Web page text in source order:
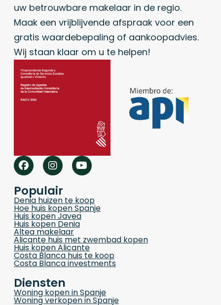
uw betrouwbare makelaar in de regio.
Maak een vrijblijvende afspraak voor een
gratis waardebepaling of aankoopadvies.
Wij staan klaar om u te helpen!
Populair
Denia huizen te koop
Hoe huis kopen Spanje
Huis kopen Javea
Huis kopen Denia
Altea makelaar
Alicante huis met zwembad kopen
Huis kopen Alicante
Costa Blanca huis te koop
Costa Blanca investments
Diensten
Woning kopen in Spanje
Woning verkopen in Spanje